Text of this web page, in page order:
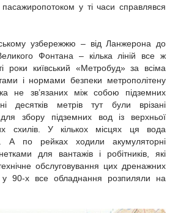
пасажиропотоком у ті часи справлявся
узбережжю – від Ланжерона до
Фонтана – кілька ліній все ж
роки київський «Метробуд» за всіма
і нормами безпеки метрополітену
не зв’язаних між собою підземних
десятків метрів тут були врізані
збору підземних вод із верхньої
схилів. У кількох місцях ця вода
А по рейках ходили акумуляторні
для вантажів і робітників, які
обслуговування цих дренажних
у 90-х все обладнання розпиляли на